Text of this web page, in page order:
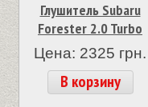
Глушитель Subaru
Forester 2.0 Turbo
Цена: 2325 грн.
В корзину